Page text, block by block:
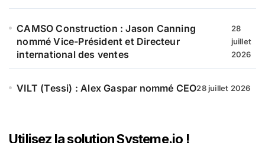
CAMSO Construction : Jason Canning
nommé Vice-Président et Directeur
international des ventes
28
juillet
2026
VILT (Tessi) : Alex Gaspar nommé CEO28 juillet 2026
Utilisez la solution Systeme.io !